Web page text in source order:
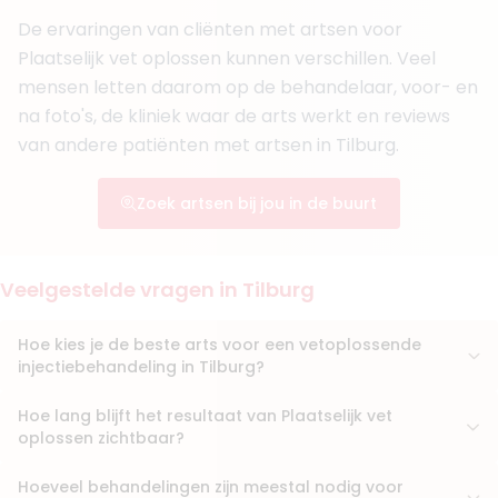
Faceland Tilburg
Faceland Breda
Boek consult
Bekijk artsprofiel
(1review)
6. Drs. Atefeh Niazi
Aantal jaar ervaring 1 jaar
Faceland Tilburg
Faceland Breda
De ervaringen van cliënten met artsen voor
Plaatselijk vet oplossen kunnen verschillen. Veel
mensen letten daarom op de behandelaar, voor- en
na foto's, de kliniek waar de arts werkt en reviews
van andere patiënten met artsen in Tilburg.
Zoek artsen bij jou in de buurt
Veelgestelde vragen in Tilburg
Hoe kies je de beste arts voor een vetoplossende
injectiebehandeling in Tilburg?
Hoe lang blijft het resultaat van Plaatselijk vet
oplossen zichtbaar?
Hoeveel behandelingen zijn meestal nodig voor